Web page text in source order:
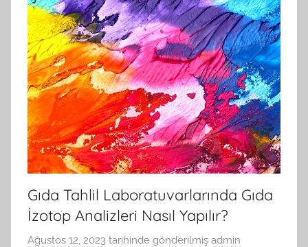
Gıda Tahlil Laboratuvarlarında Gıda
İzotop Analizleri Nasıl Yapılır?
Ağustos 12, 2023 tarihinde gönderilmiş admin